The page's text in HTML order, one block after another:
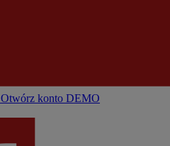
Otwórz konto DEMO